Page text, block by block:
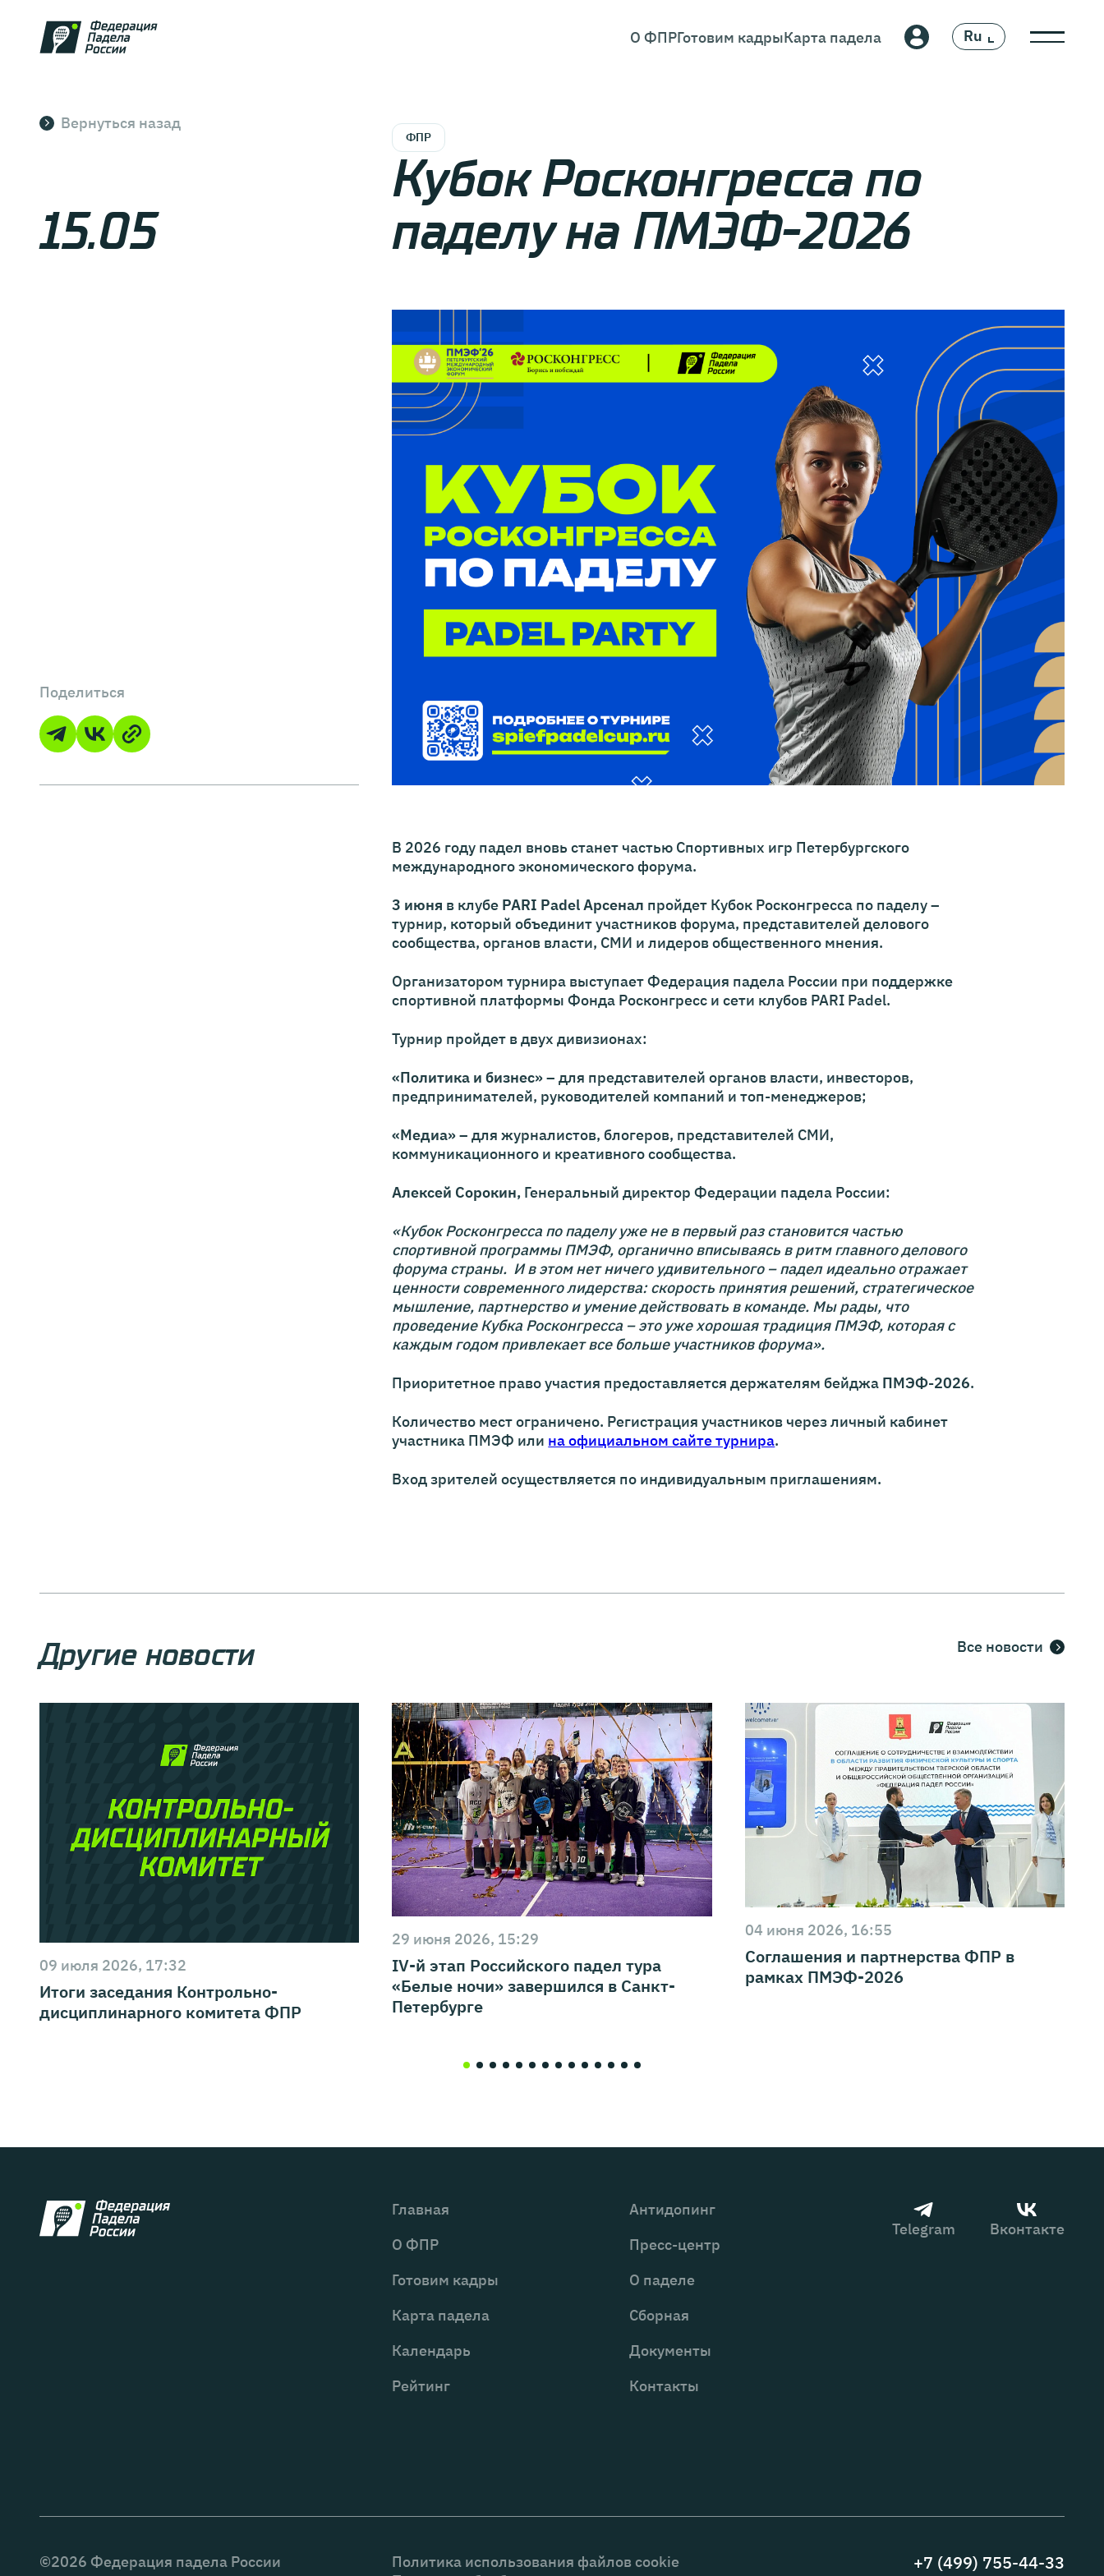
О ФПРГотовим кадрыКарта падела
Ru
Вернуться назад
ФПР
Кубок Росконгресса по
паделу на ПМЭФ-2026
15.05
Поделиться
В 2026 году падел вновь станет частью Спортивных игр Петербургского
международного экономического форума.
3 июня в клубе PARI PadelАрсенал пройдет Кубок Росконгресса по паделу –
турнир, который объединит участников форума, представителей делового
сообщества, органов власти, СМИ и лидеров общественного мнения.
Организатором турнира выступает Федерация падела России при поддержке
спортивной платформы Фонда Росконгресс и сети клубов PARI Padel.
Турнир пройдет в двух дивизионах:
«Политика и бизнес»– для представителей органов власти, инвесторов,
предпринимателей, руководителей компаний и топ-менеджеров;
«Медиа»– для журналистов, блогеров, представителей СМИ,
коммуникационного и креативного сообщества.
Алексей Сорокин, Генеральный директор Федерации падела России:
«Кубок Росконгресса по паделу уже не в первый раз становится частью
спортивной программы ПМЭФ, органично вписываясь в ритм главного делового
форума страны. И в этом нет ничего удивительного – падел идеально отражает
ценности современного лидерства: скорость принятия решений, стратегическое
мышление, партнерство и умение действовать в команде. Мы рады, что
проведение Кубка Росконгресса – это уже хорошая традиция ПМЭФ, которая с
каждым годом привлекает все больше участников форума».
Приоритетное право участия предоставляется держателям бейджа ПМЭФ-2026.
Количество мест ограничено. Регистрация участников через личный кабинет
участника ПМЭФ или на официальном сайте турнира.
Вход зрителей осуществляется по индивидуальным приглашениям.
Другие новости Все новости
09 июля 2026, 17:32
Итоги заседания Контрольно-
дисциплинарного комитета ФПР
29 июня 2026, 15:29
IV-й этап Российского падел тура
«Белые ночи» завершился в Санкт-
Петербурге
04 июня 2026, 16:55
Соглашения и партнерства ФПР в
рамках ПМЭФ-2026
Главная
О ФПР
Готовим кадры
Карта падела
Календарь
Рейтинг
Антидопинг
Пресс-центр
О паделе
Сборная
Документы
Контакты
Telegram Вконтакте
©2026 Федерация падела России
Политика использования файлов cookie
+7 (499) 755-44-33